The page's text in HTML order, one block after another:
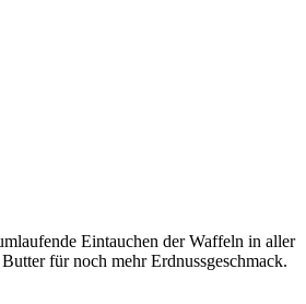
Eintauchen der Waffeln in aller
für noch mehr Erdnussgeschmack.